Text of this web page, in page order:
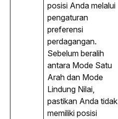
posisi Anda melalui
pengaturan
preferensi
perdagangan.
Sebelum beralih
antara Mode Satu
Arah dan Mode
Lindung Nilai,
pastikan Anda tidak
memiliki posisi